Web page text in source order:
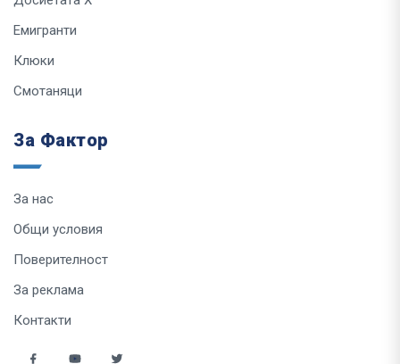
Емигранти
Клюки
Смотаняци
За Фактор
За нас
Общи условия
Поверителност
За реклама
Контакти